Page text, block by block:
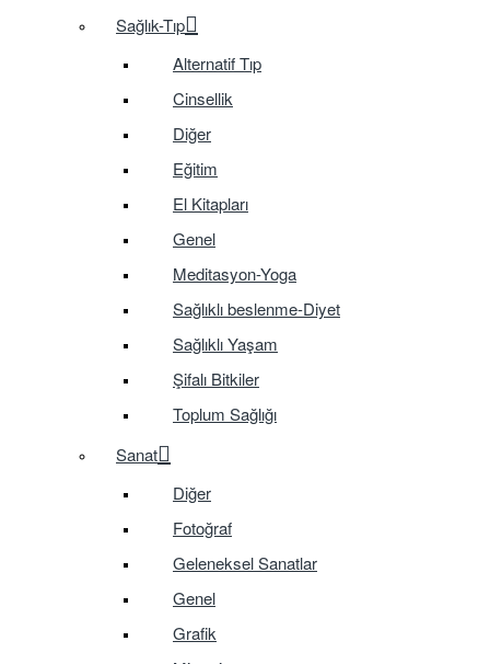
Sağlık-Tıp
Alternatif Tıp
Cinsellik
Diğer
Eğitim
El Kitapları
Genel
Meditasyon-Yoga
Sağlıklı beslenme-Diyet
Sağlıklı Yaşam
Şifalı Bitkiler
Toplum Sağlığı
Sanat
Diğer
Fotoğraf
Geleneksel Sanatlar
Genel
Grafik